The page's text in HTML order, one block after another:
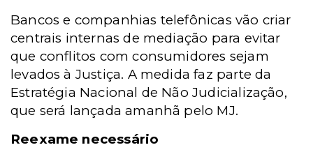
Bancos e companhias telefônicas vão criar
centrais internas de mediação para evitar
que conflitos com consumidores sejam
levados à Justiça. A medida faz parte da
Estratégia Nacional de Não Judicialização,
que será lançada amanhã pelo MJ.
Reexame necessário